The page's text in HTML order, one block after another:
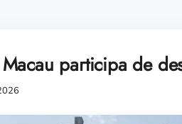
Macau participa de